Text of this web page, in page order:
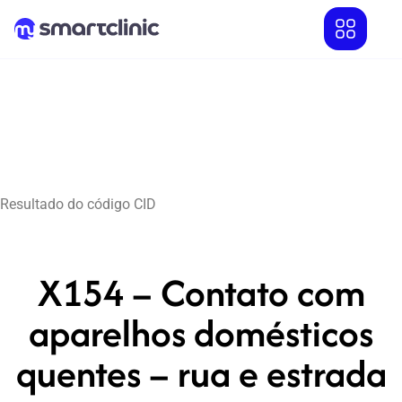
Resultado do código CID
X154 – Contato com
aparelhos domésticos
quentes – rua e estrada